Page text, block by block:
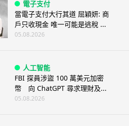
電子支付
當電子支付大行其道 屈穎妍: 商
戶只收現金 唯一可能是逃稅 ...
05.08.2026
人工智能
FBI 探員涉盜 100 萬美元加密
幣 向 ChatGPT 尋求理財及...
05.08.2026